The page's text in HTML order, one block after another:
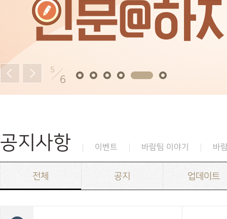
5
6
공지사항 이벤트 바람팀 이야기 바
전체 공지 업데이트